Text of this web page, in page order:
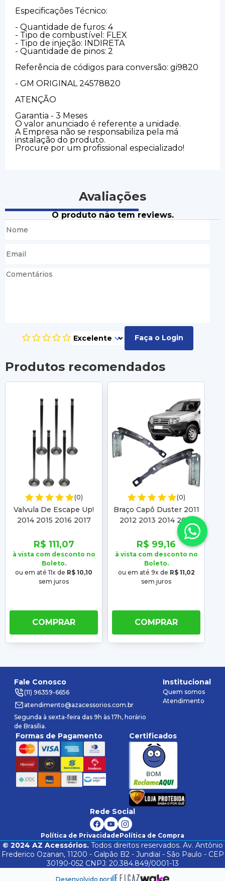
Especificações Técnico:
- Quantidade de furos: 4
- Tipo de combustível: FLEX
- Tipo de injeção: INDIRETA
- Quantidade de pinos: 2
Referência de códigos para conversão: gi9820
- GM ORIGINAL 24578820
ATENÇÃO
Garantia - 3 Meses
O valor anunciado é referente a unidade.
A Empresa não se responsabiliza pela má
instalação do produto.
Procure por um profissional especializado!
Avaliações
O produto não tem reviews.
Faça o Login
Produtos recomendados
(0)
Valvula De Escape Up!
2014 2015 2016 2017
2016 2017 2018 2019
2020 2021
R$ 111,07
à vista com desconto no
Boleto.
ou em até 11x de R$ 10,10
sem juros
COMPRAR
(0)
Braço Capô Duster 2011
2012 2013 2014 2015
2016 2017 2018 2019
2020 Oroch 2015 2016
2017 2018 19 20
R$ 99,16
à vista com desconto no
Boleto.
ou em até 9x de R$ 11,02
sem juros
COMPRAR
Fale Conosco
(11) 96359-6656
atendimento@azacessorios.com.br
Segunda à sexta-feira das 9h às 17h, horário
de Brasília.
Institucional
Quem somos
Atendimento
Formas de Pagamento Certificados
BOM
Rede Social
Política de PrivacidadePolítica de Compra
© 2024 AZ Acessórios.Todos direitos reservados. Av. Antônio
Frederico Ozanan, 11200 - Galpão B2 - Jundiaí - São Paulo - CEP
30190-052 CNPJ: 20.384.849/0001-13
Desenvolvido por: